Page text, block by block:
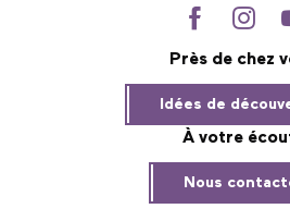
Près de chez
Idées de
À votre
Nous